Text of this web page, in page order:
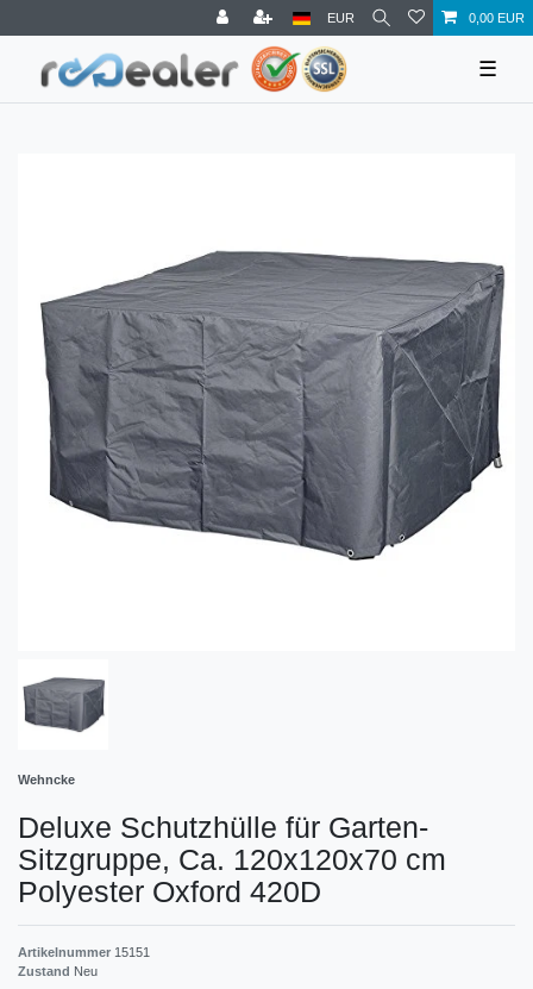
EUR 0,00 EUR
☰
Wehncke
Deluxe Schutzhülle für Garten-
Sitzgruppe, Ca. 120x120x70 cm
Polyester Oxford 420D
Artikelnummer 15151
Zustand Neu